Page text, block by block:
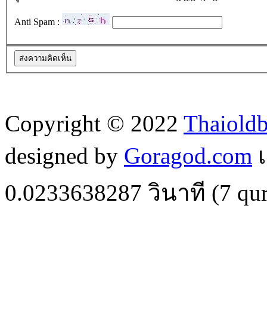
Anti Spam :
Copyright © 2022
designed by Goragod.com
0.0233638287 วินาที (7